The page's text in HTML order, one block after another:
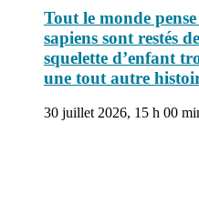
Tout le monde
sapiens sont restés
squelette d’enfant
une tout autre
30 juillet 2026, 15 h 00